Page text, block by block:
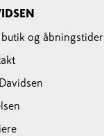
butik og åbningstider